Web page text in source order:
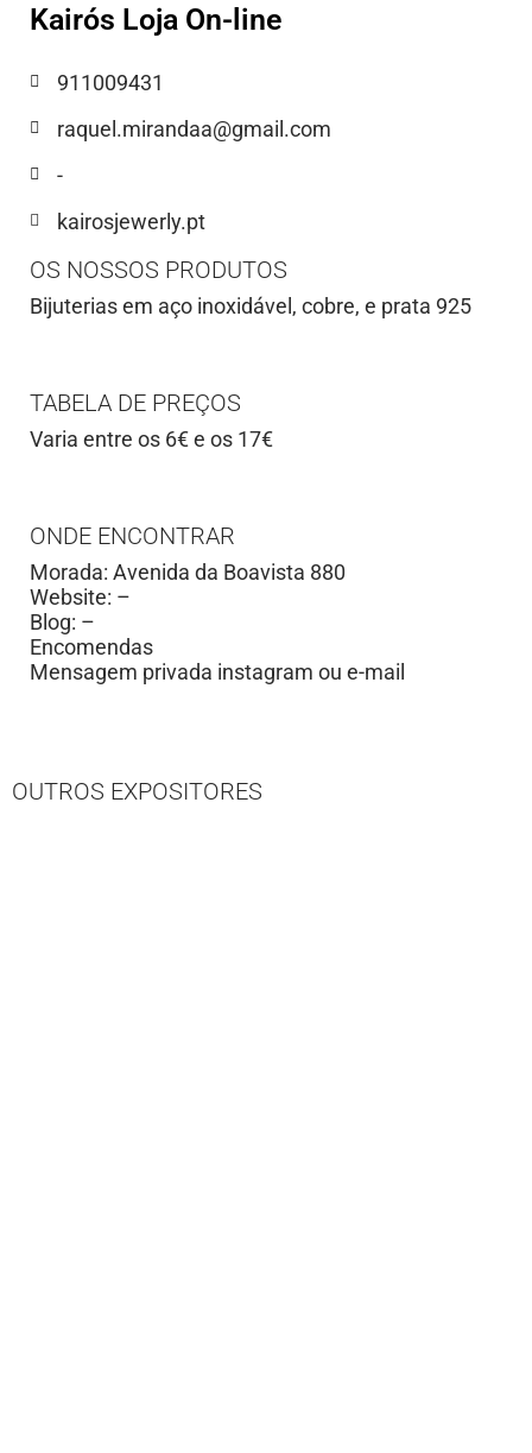
Kairós Loja On-line
911009431
raquel.mirandaa@gmail.com
-
kairosjewerly.pt
OS NOSSOS PRODUTOS
Bijuterias em aço inoxidável, cobre, e prata 925
TABELA DE PREÇOS
Varia entre os 6€ e os 17€
ONDE ENCONTRAR
Morada: Avenida da Boavista 880
Website: –
Blog: –
Encomendas
Mensagem privada instagram ou e-mail
OUTROS EXPOSITORES